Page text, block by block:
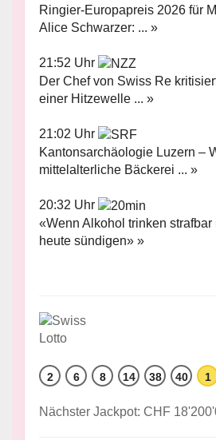
Ringier-Europapreis 2026 für
Alice Schwarzer: ... »
21:52 Uhr
Der Chef von Swiss Re
einer Hitzewelle ... »
21:02 Uhr
Kantonsarchäologie Luzern –
mittelalterliche Bäckerei ... »
20:32 Uhr
«Wenn Alkohol trinken strafbar
heute sündigen» »
2 6 8 14 38 40 1
Nächster Jackpot: CHF